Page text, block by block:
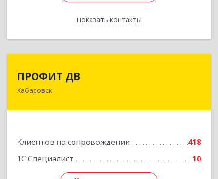
Показать контакты
Назад
ПРОФИТ ДВ
Хабаровск
Клиентов на сопровождении
418
1С:Специалист
10
680000, Хабаровский край, Хабаровск г,